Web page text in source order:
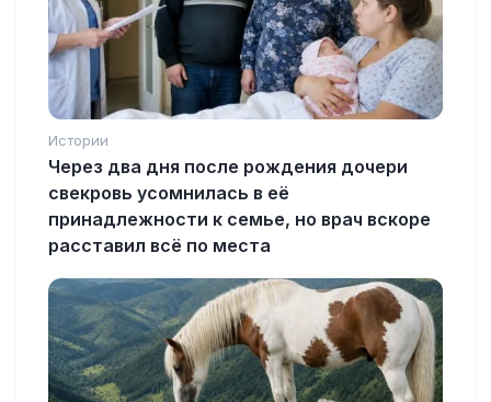
Истории
Через два дня после рождения дочери
свекровь усомнилась в её
принадлежности к семье, но врач вскоре
расставил всё по места